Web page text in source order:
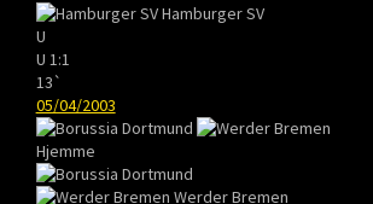
Hamburger SV
U
U 1:1
13`
05/04/2003
Hjemme
Werder Bremen